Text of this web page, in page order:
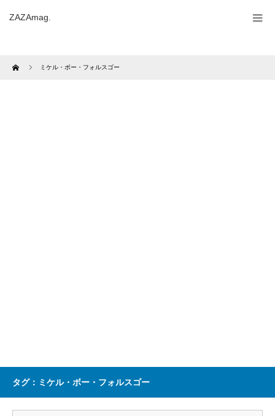
ZAZAmag.
Home ミケル・ボー・フォルスゴー
タグ：ミケル・ボー・フォルスゴー